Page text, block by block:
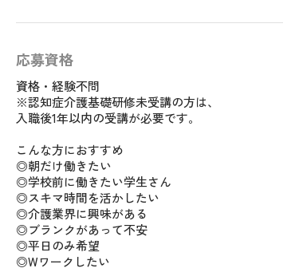
応募資格
資格・経験不問
※認知症介護基礎研修未受講の方は、
入職後1年以内の受講が必要です。
こんな方におすすめ
◎朝だけ働きたい
◎学校前に働きたい学生さん
◎スキマ時間を活かしたい
◎介護業界に興味がある
◎ブランクがあって不安
◎平日のみ希望
◎Wワークしたい